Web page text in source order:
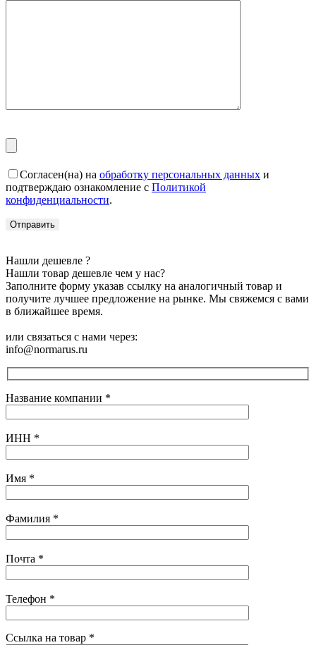
Согласен(на) на обработку персональных данных и
подтверждаю ознакомление с Политикой
конфиденциальности.
Нашли дешевле ?
Нашли товар дешевле чем у нас?
Заполните форму указав ссылку на аналогичный товар и
получите лучшее предложение на рынке. Мы свяжемся с вами
в ближайшее время.
или связаться с нами через:
info@normarus.ru
Название компании *
ИНН *
Имя *
Фамилия *
Почта *
Телефон *
Ссылка на товар *